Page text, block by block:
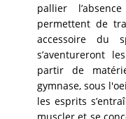
pallier
permettent de
accessoire du
s’aventureront
partir de
gymnase, sous
les esprits